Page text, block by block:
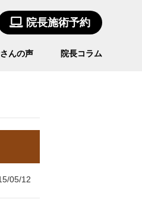
院長施術予約
んの声 院長コラム
05/12